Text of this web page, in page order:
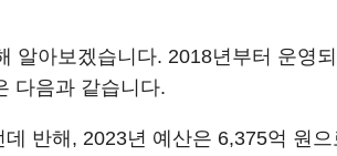
알아보겠습니다. 2018년부터 운영
다음과 같습니다.
반해, 2023년 예산은 6,375억 원